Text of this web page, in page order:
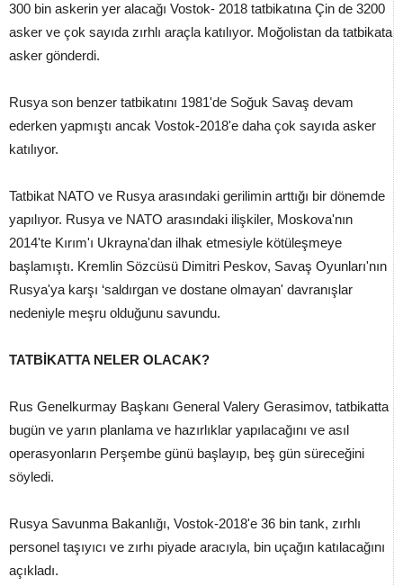
300 bin askerin yer alacağı Vostok- 2018 tatbikatına Çin de 3200
asker ve çok sayıda zırhlı araçla katılıyor. Moğolistan da tatbikata
asker gönderdi.
Rusya son benzer tatbikatını 1981'de Soğuk Savaş devam
ederken yapmıştı ancak Vostok-2018'e daha çok sayıda asker
katılıyor.
Tatbikat NATO ve Rusya arasındaki gerilimin arttığı bir dönemde
yapılıyor. Rusya ve NATO arasındaki ilişkiler, Moskova'nın
2014'te Kırım'ı Ukrayna'dan ilhak etmesiyle kötüleşmeye
başlamıştı. Kremlin Sözcüsü Dimitri Peskov, Savaş Oyunları'nın
Rusya'ya karşı ‘saldırgan ve dostane olmayan' davranışlar
nedeniyle meşru olduğunu savundu.
TATBİKATTA NELER OLACAK?
Rus Genelkurmay Başkanı General Valery Gerasimov, tatbikatta
bugün ve yarın planlama ve hazırlıklar yapılacağını ve asıl
operasyonların Perşembe günü başlayıp, beş gün süreceğini
söyledi.
Rusya Savunma Bakanlığı, Vostok-2018'e 36 bin tank, zırhlı
personel taşıyıcı ve zırhı piyade aracıyla, bin uçağın katılacağını
açıkladı.